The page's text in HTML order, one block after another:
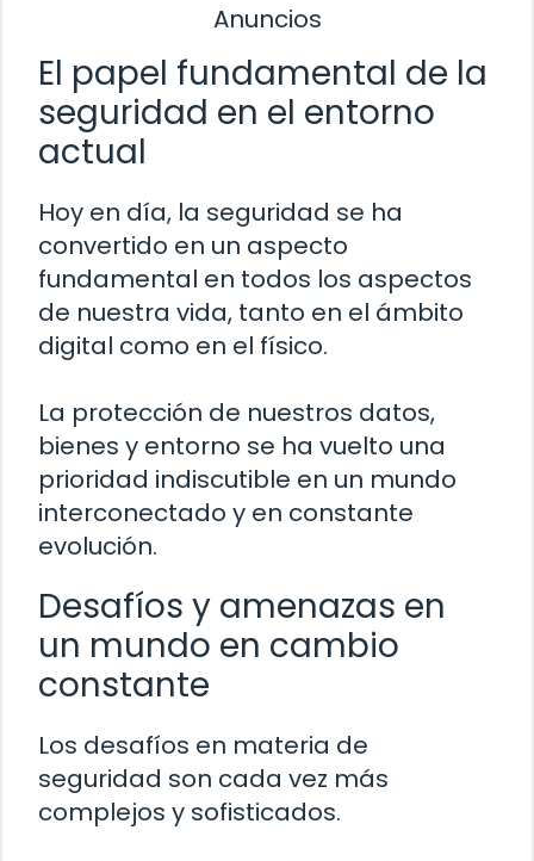
Anuncios
El papel fundamental de la
seguridad en el entorno
actual
Hoy en día, la seguridad se ha
convertido en un aspecto
fundamental en todos los aspectos
de nuestra vida, tanto en el ámbito
digital como en el físico.
La protección de nuestros datos,
bienes y entorno se ha vuelto una
prioridad indiscutible en un mundo
interconectado y en constante
evolución.
Desafíos y amenazas en
un mundo en cambio
constante
Los desafíos en materia de
seguridad son cada vez más
complejos y sofisticados.